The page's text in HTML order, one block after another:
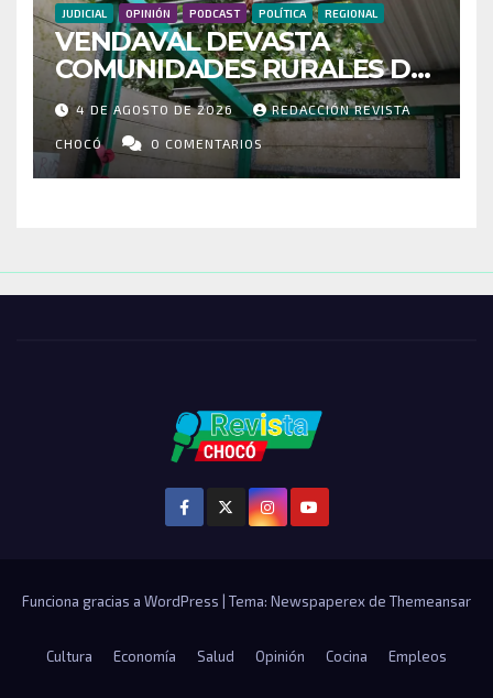
JUDICIAL OPINIÓN PODCAST POLÍTICA REGIONAL
VENDAVAL DEVASTA
COMUNIDADES RURALES DE
RIOSUCIO: ESCUELAS,
VIVIENDAS Y CEMENTERIO
ENTRE LOS AFECTADOS
4 DE AGOSTO DE 2026 REDACCIÓN REVISTA
CHOCÓ 0 COMENTARIOS
Funciona gracias a WordPress | Tema: Newspaperex de Themeansar
Cultura Economía Salud Opinión Cocina Empleos